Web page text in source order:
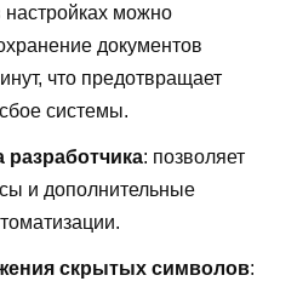
настройках можно
документов
что предотвращает
системы.
: позволяет
и дополнительные
скрытых символов: